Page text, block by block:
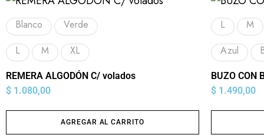
Blanco
Verde
L
M XL
REMERA ALGODÓN C/ volados
$ 1.080,00
AGREGAR AL CARRITO
L
M
Azul
BUZO CON
$ 1.490,00